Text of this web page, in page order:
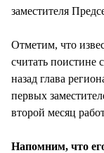
заместителя
Отметим, что
считать поистине
назад глава
первых
второй месяц
Напомним, что